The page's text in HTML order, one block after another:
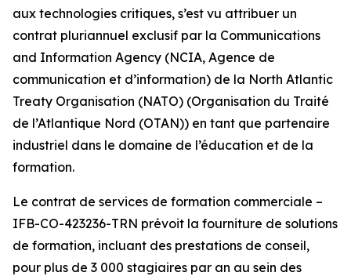
aux technologies critiques, s’est vu attribuer un
contrat pluriannuel exclusif par la Communications
and Information Agency (NCIA, Agence de
communication et d’information) de la North Atlantic
Treaty Organisation (NATO) (Organisation du Traité
de l’Atlantique Nord (OTAN)) en tant que partenaire
industriel dans le domaine de l’éducation et de la
formation.
Le contrat de services de formation commerciale –
IFB-CO-423236-TRN prévoit la fourniture de solutions
de formation, incluant des prestations de conseil,
pour plus de 3 000 stagiaires par an au sein des